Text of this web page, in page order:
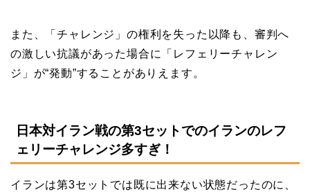
また、「チャレンジ」の権利を失った以降も、審判へ
の激しい抗議があった場合に「レフェリーチャレン
ジ」が“発動”することがありえます。
日本対イラン戦の第3セットでのイランのレフ
ェリーチャレンジ多すぎ！
イランは第3セットでは既に出来ない状態だったのに、